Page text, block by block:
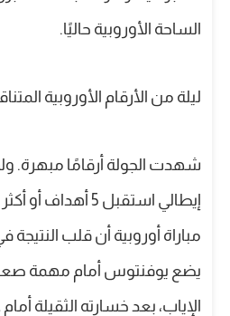
الساحة الأوروبية حاليًا.
ليلة من الأرقام الأوروبية
شهدت الجولة أرقامًا مبهرة.
إيطالي استقبل 5
مباراة أوروبية أن قلب النتيجة
يضع يوفنتوس أمام مهمة صعبة
الإياب، بعد خسارته الثقيلة